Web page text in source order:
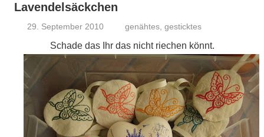
Lavendelsäckchen
29. September 2010
koenig
genähtes ,gesticktes
Schade das Ihr das nicht riechen könnt.